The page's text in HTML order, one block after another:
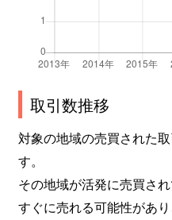
取引数推移
対象の地域の売買された
す。
その地域が活発に売買さ
すぐに売れる可能性があ